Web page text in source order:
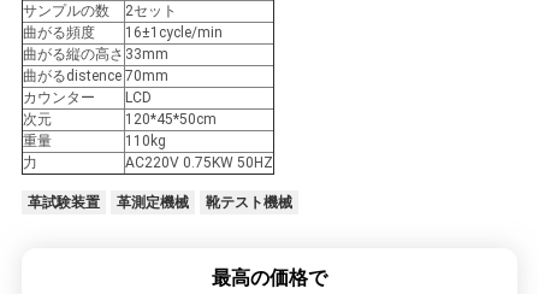
さ
い
ニ
ュ
サンプルの数
2セット
曲がる頻度
16±1cycle/min
曲がる縦の高さ 33mm
曲がるdistence 70mm
カウンター
LCD
次元
120*45*50cm
重量
110kg
力
AC220V 0.75KW 50HZ
革試験装置 革測定機械 靴テスト機械
最高の価格で